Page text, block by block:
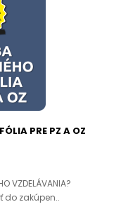
PRE PZ A OZ
VZDELÁVANIA?
do zakúpen..